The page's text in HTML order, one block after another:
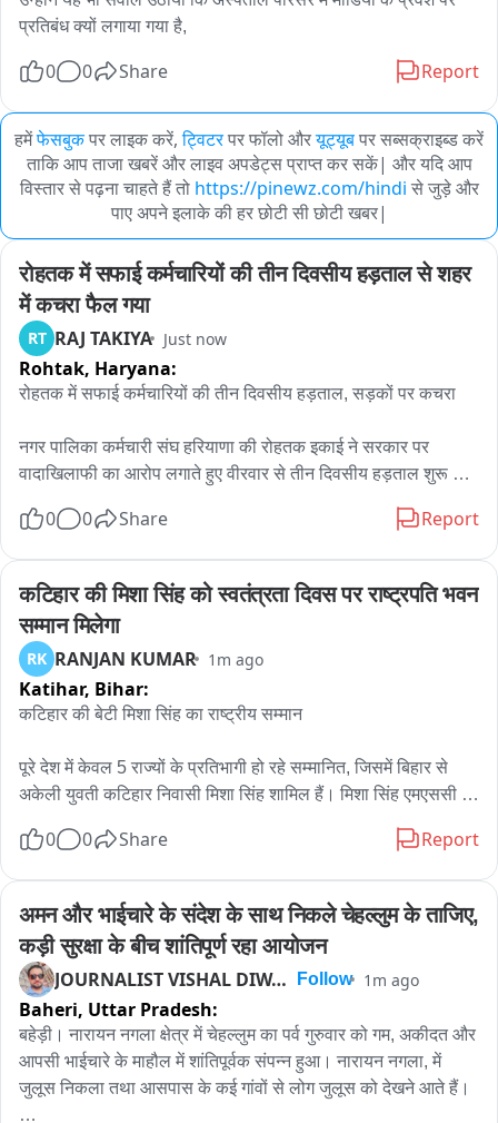
प्रतिबंध क्यों लगाया गया है,
0 0 Share Report
हमेंफेसबुकपर लाइक करें, ट्विटरपर फॉलो औरयूट्यूबपर सब्सक्राइब्ड करें
ताकि आप ताजा खबरें और लाइव अपडेट्स प्राप्त कर सकें| और यदि आप
विस्तार से पढ़ना चाहते हैं तो https://pinewz.com/hindi से जुड़े और
पाए अपने इलाके की हर छोटी सी छोटी खबर|
रोहतक में सफाई कर्मचारियों की तीन दिवसीय हड़ताल से शहर
में कचरा फैल गया
RT RAJ TAKIYA Just now
Rohtak, Haryana:
रोहतक में सफाई कर्मचारियों की तीन दिवसीय हड़ताल, सड़कों पर कचरा
नगर पालिका कर्मचारी संघ हरियाणा की रोहतक इकाई ने सरकार पर
वादाखिलाफी का आरोप लगाते हुए वीरवार से तीन दिवसीय हड़ताल शुरू कर
जिसके चलते सफाई व्यवस्था पटरी से उतर गई और सड़कों पर कचरा फैल
है। इकाई प्रधान शंभू टांक ने बताया कि मांगें पूरी नहीं होने से 8 अगस्त तक
तीन दिवसीय हड़ताल रहेगी। उन्होंने बताया कि 13 मई को सरकार के साथ
हुई वार्ता में कर्मचारियों की मांगों से संबंधित परिपत्र अभी तक जारी नहीं किए
गए हैं। सरकार ने मांगें नहीं मानीं तो यह हड़ताल अनिश्चितकालीन हो
जाएगी।
0 0 Share Report
कटिहार की मिशा सिंह को स्वतंत्रता दिवस पर राष्ट्रपति भवन
सम्मान मिलेगा
RK RANJAN KUMAR 1m ago
Katihar, Bihar:
कटिहार की बेटी मिशा सिंह का राष्ट्रीय सम्मान
पूरे देश में केवल 5 राज्यों के प्रतिभागी हो रहे सम्मानित, जिसमें बिहार से
अकेली युवती कटिहार निवासी मिशा सिंह शामिल हैं। मिशा सिंह एमएससी
पदार्थों की गुणवत्ता को अंतिम उपभोक्ता तक सुरक्षित पहुंचाने के क्षेत्र में कार्य
से लॉजिस्टिक्स मार्केटिंग और ट्रांसपोर्टिंग के क्षेत्र में सक्रिय हैं। उन्होंने
कहा कि उन्होंने शीघ्र खराब होने वाले खाद्य पदार्थों के परिवहन के लिए
कोल्ड चेन, कोल्ड स्टोर और रीफ्रिजरेटेड ट्रैकों का व्यापक उपयोग शुरू
किया ताकि उत्पादों की गुणवत्ता बनी रहे, खाद्य नुकसान कम हो और
उपभोक्ताओं तक ताजा सामान पहुंचे। वर्तमान में विभिन्न राज्यों और विदेशों से
खाद्य सामग्री देश के अलग-अलग बाजारों तक पहुंचती है, लेकिन मजबूत
कोल्ड चेन की व्यवस्था के अभाव में अंतिम उपभोक्ता तक पहुंचते-पहुंचते
उसकी गुणवत्ता प्रभावित हो जाती है। अगर परिवहन और भंडारण में कोल्ड
चेन सिस्टम अपनाया जाए तो मछली सहित अन्य खाद्य पदार्थों को लंबे समय
0 0 Share Report
अमन और भाईचारे के संदेश के साथ निकले चेहल्लुम के ताजिए,
कड़ी सुरक्षा के बीच शांतिपूर्ण रहा आयोजन
JOURNALIST VISHAL DIWAKAR
Follow 1m ago
Baheri, Uttar Pradesh:
बहेड़ी। नारायन नगला क्षेत्र में चेहल्लुम का पर्व गुरुवार को गम, अकीदत और
आपसी भाईचारे के माहौल में शांतिपूर्वक संपन्न हुआ। नारायन नगला, में
जुलूस निकला तथा आसपास के कई गांवों से लोग जुलूस को देखने आते हैं।